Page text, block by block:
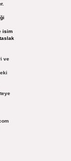
isim
ve